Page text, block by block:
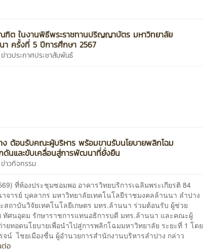
ฑิต ในงานพิธีพระราชทานปริญญาบัตร มหาวิทยาลัย
า ครั้งที่ 5 ปีการศึกษา 2567
ข่าวประกาศประชาสัมพันธ์
ง ต้อนรับคณะผู้บริหาร พร้อมขานรับนโยบายพลิกโฉม
ดันและขับเคลื่อนสู่การพัฒนาที่ยั่งยืน
ข่าวกิจกรรม
ที่ห้องประชุมซอมพอ อาคารวิทยบริการเฉลิมพระเกียรติ 84
ารย์ บุคลากร มหาวิทยาลัยเทคโนโลยีราชมงคลล้านนา ลำปาง
ถาบันวิจัยเทคโนโลยีเกษตร มทร.ล้านนา ร่วมต้อนรับ ผู้ช่วย
ทัศนอุดม รักษาราชการแทนอธิการบดี มทร.ล้านนา และคณะผู้
ยทอดนโยบายเพื่อนำไปสู่การพลิกโฉมมหาวิทยาลัย ระยะที่ 1 โดย
จน์ ไชยเมืองชื่น ผู้อำนวยการสำนักงานบริหารลำปาง กล่าว
ต่อ